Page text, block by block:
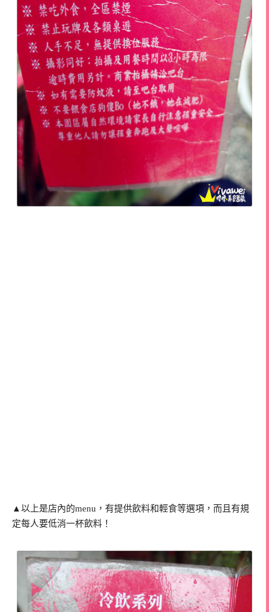
▲以上是店內的menu，有提供飲料和輕食等選項，而且有規
定每人要低消一杯飲料！